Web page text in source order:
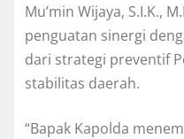
Mu’min Wijaya, S.I.K.,
penguatan sinergi
dari strategi preventif
stabilitas daerah.
“Bapak Kapolda